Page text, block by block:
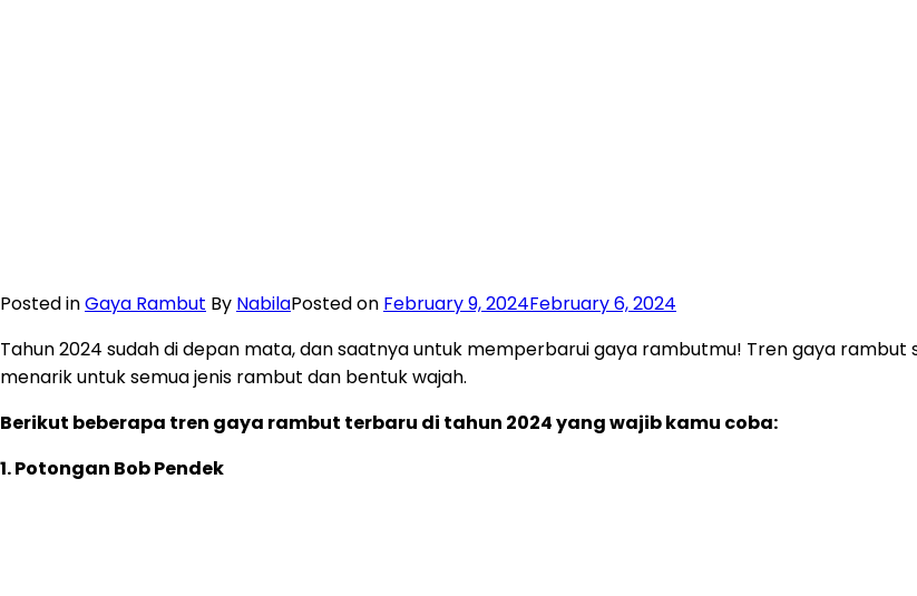
Posted inGaya Rambut By NabilaPosted on February 9, 2024February 6, 2024
Tahun 2024 sudah di depan mata, dan saatnya untuk memperbarui gaya rambutmu! Tren gaya
menarik untuk semua jenis rambut dan bentuk wajah.
Berikut beberapa tren gaya rambut terbaru di tahun 2024 yang wajib kamu coba:
1. Potongan Bob Pendek